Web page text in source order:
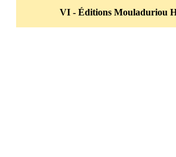
VI - Éditions Mouladuriou